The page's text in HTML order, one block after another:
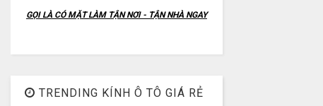
GỌI LÀ CÓ MẶT LÀM TẬN NƠI - TẬN NHÀ NGAY
TRENDING KÍNH Ô TÔ GIÁ RẺ